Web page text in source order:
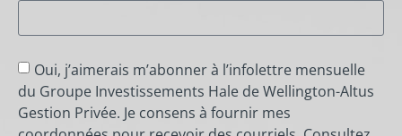
Oui, j’aimerais m’abonner à l’infolettre mensuelle
du Groupe Investissements Hale de Wellington-Altus
Gestion Privée. Je consens à fournir mes